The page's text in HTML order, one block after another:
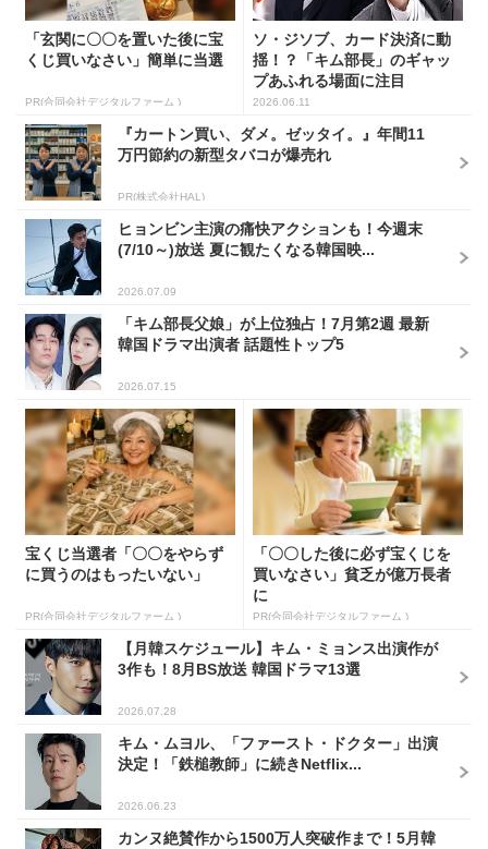
「玄関に〇〇を置いた後に宝
くじ買いなさい」簡単に当選
PR(合同会社デジタルファーム )
ソ・ジソブ、カード決済に動
揺！？「キム部長」のギャッ
プあふれる場面に注目
2026.06.11
『カートン買い、ダメ。ゼッタイ。』年間11
万円節約の新型タバコが爆売れ
PR(株式会社HAL)
ヒョンビン主演の痛快アクションも！今週末
(7/10～)放送 夏に観たくなる韓国映...
2026.07.09
「キム部長父娘」が上位独占！7月第2週 最新
韓国ドラマ出演者 話題性トップ5
2026.07.15
宝くじ当選者「〇〇をやらず
に買うのはもったいない」
PR(合同会社デジタルファーム )
「〇〇した後に必ず宝くじを
買いなさい」貧乏が億万長者
に
PR(合同会社デジタルファーム )
【月韓スケジュール】キム・ミョンス出演作が
3作も！8月BS放送 韓国ドラマ13選
2026.07.28
キム・ムヨル、「ファースト・ドクター」出演
決定！「鉄槌教師」に続きNetflix...
2026.06.23
カンヌ絶賛作から1500万人突破作まで！5月韓